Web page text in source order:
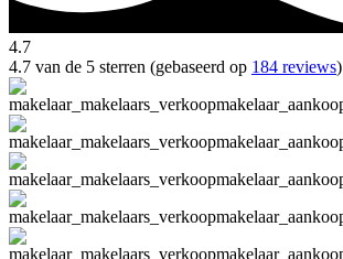
4.7
4.7 van de 5 sterren (gebaseerd op 184 reviews)